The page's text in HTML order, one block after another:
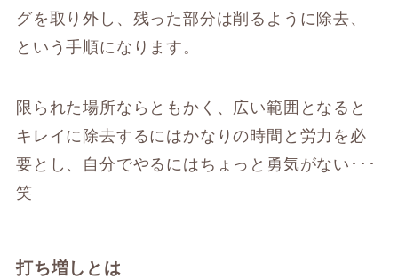
グを取り外し、残った部分は削るように除去、
という手順になります。
限られた場所ならともかく、広い範囲となると
キレイに除去するにはかなりの時間と労力を必
要とし、自分でやるにはちょっと勇気がない･･･
笑
打ち増しとは